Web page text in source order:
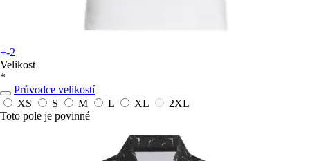
+-2
Velikost
*
Průvodce velikostí
XS
S M L XL
2XL
Toto pole je povinné